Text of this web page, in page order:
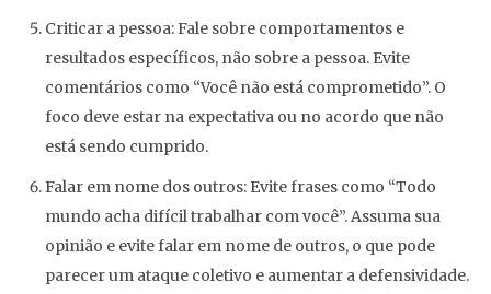
Criticar a pessoa: Fale sobre comportamentos e
resultados específicos, não sobre a pessoa. Evite
comentários como “Você não está comprometido”. O
foco deve estar na expectativa ou no acordo que não
está sendo cumprido.
Falar em nome dos outros: Evite frases como “Todo
mundo acha difícil trabalhar com você”. Assuma sua
opinião e evite falar em nome de outros, o que pode
parecer um ataque coletivo e aumentar a defensividade.